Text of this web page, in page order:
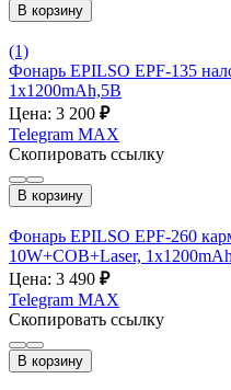
В корзину
(1)
Фонарь EPILSO EPF-135
1x1200mAh,5B
Цена: 3 200 ₽
Telegram MAX
Скопировать ссылку
В корзину
Фонарь EPILSO EPF-260
10W+COB+Laser,
Цена: 3 490 ₽
Telegram MAX
Скопировать ссылку
В корзину